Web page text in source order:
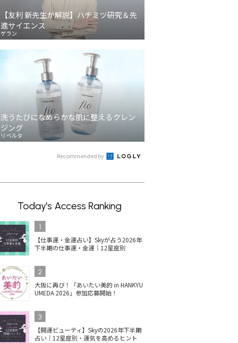
【友利 新先生が解説】ハチミツ研究＆先
進サイエンス
ゲラン
洗うたびになめらかな肌に整えるクレン
ジング
リベルタ
Recommended by
Today's Access Ranking
1
【仕事運・金運占い】Skyが占う2026年
下半期の仕事運・金運｜12星座別
2
大阪に再び！「あいたい美的 in HANKYU
UMEDA 2026」参加応募開始！
3
【開運ビューティ】Skyの2026年下半期
占い｜12星座別・運気を高めるヒント